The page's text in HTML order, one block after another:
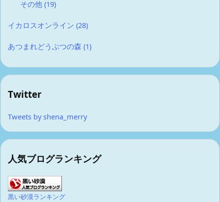
その他 (19)
イカロスオンライン (28)
あつまれどうぶつの森 (1)
Twitter
Tweets by shena_merry
人気ブログランキング
黒い砂漠ランキング